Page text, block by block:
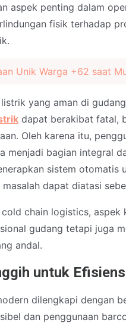
aspek penting dalam
fisik terhadap
Unik Warga +62 saat
yang aman di
dapat berakibat fatal,
Oleh karena itu,
menjadi bagian integral
sistem
dapat diatasi
chain logistics, aspek
gudang tetapi juga
andal.
untuk
dilengkapi dengan
dan penggunaan